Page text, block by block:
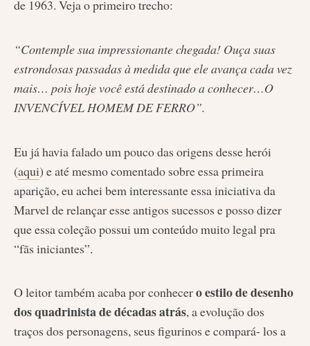
de 1963. Veja o primeiro trecho:
“Contemple sua impressionante chegada! Ouça suas
estrondosas passadas à medida que ele avança cada vez
mais… pois hoje você está destinado a conhecer…O
INVENCÍVEL HOMEM DE FERRO”.
Eu já havia falado um pouco das origens desse herói
(aqui) e até mesmo comentado sobre essa primeira
aparição, eu achei bem interessante essa iniciativa da
Marvel de relançar esse antigos sucessos e posso dizer
que essa coleção possui um conteúdo muito legal pra
“fãs iniciantes”.
O leitor também acaba por conhecero estilo de desenho
dos quadrinista de décadas atrás, a evolução dos
traços dos personagens, seus figurinos e compará- los a